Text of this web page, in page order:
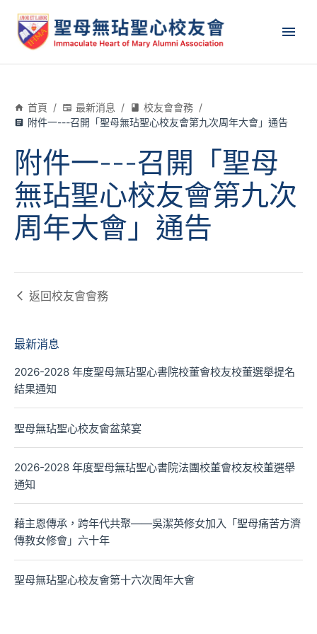
首頁 / 最新消息 / 校友會會務 /
附件一---召開「聖母無玷聖心校友會第九次周年大會」通告
附件一---召開「聖母
無玷聖心校友會第九次
周年大會」通告
返回校友會會務
最新消息
2026-2028 年度聖母無玷聖心書院校董會校友校董選舉提名
結果通知
聖母無玷聖心校友會盆菜宴
2026-2028 年度聖母無玷聖心書院法團校董會校友校董選舉
通知
藉主恩傳承，跨年代共聚——吳潔英修女加入「聖母痛苦方濟
傳教女修會」六十年
聖母無玷聖心校友會第十六次周年大會